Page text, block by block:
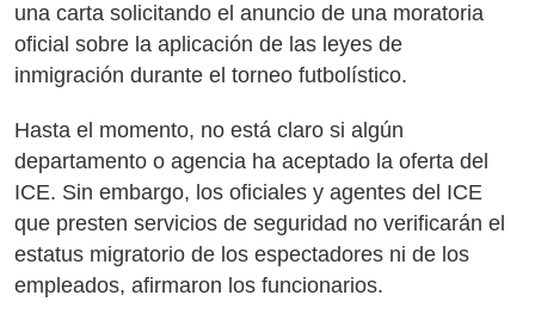
una carta solicitando el anuncio de una moratoria
oficial sobre la aplicación de las leyes de
inmigración durante el torneo futbolístico.
Hasta el momento, no está claro si algún
departamento o agencia ha aceptado la oferta del
ICE. Sin embargo, los oficiales y agentes del ICE
que presten servicios de seguridad no verificarán el
estatus migratorio de los espectadores ni de los
empleados, afirmaron los funcionarios.